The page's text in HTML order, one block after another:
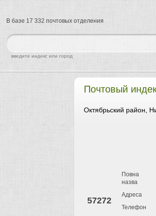
Почтовый
Октябрьский район,
57272
Повна
назва
Адреса
Телефон
найти
введите индекс или город
В базе 17 332 почтовых отделения